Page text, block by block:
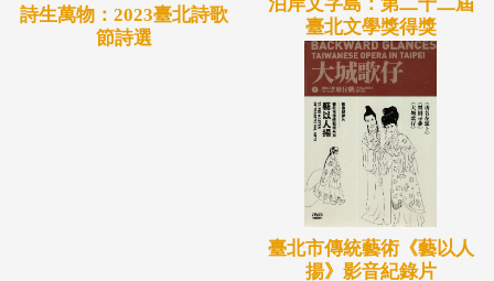
詩生萬物：2023臺北詩歌
節詩選
臺北文學獎得獎
臺北市傳統藝術《藝以人
揚》影音紀錄片